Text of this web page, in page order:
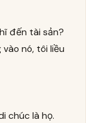
đến tài sản?
nó, tôi liều
chúc là họ.